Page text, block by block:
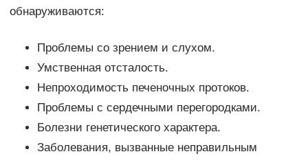
обнаруживаются:
Проблемы со зрением и слухом.
Умственная отсталость.
Непроходимость печеночных протоков.
Проблемы с сердечными перегородками.
Болезни генетического характера.
Заболевания, вызванные неправильным